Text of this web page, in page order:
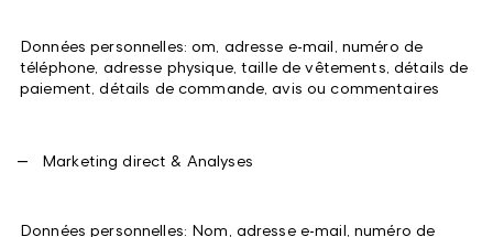
Données personnelles: om, adresse e-mail, numéro de
téléphone, adresse physique, taille de vêtements, détails de
paiement, détails de commande, avis ou commentaires
Marketing direct & Analyses
Données personnelles: Nom, adresse e-mail, numéro de